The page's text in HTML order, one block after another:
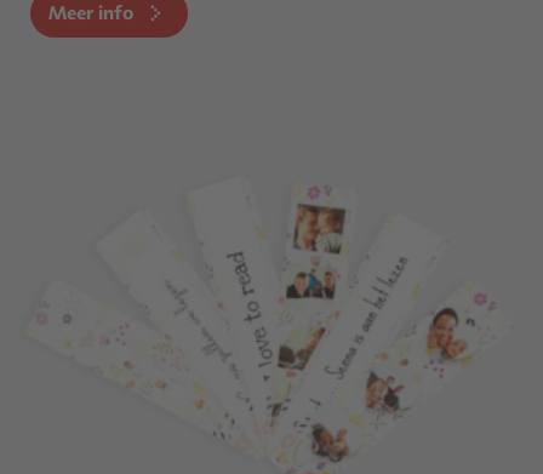
Meer info